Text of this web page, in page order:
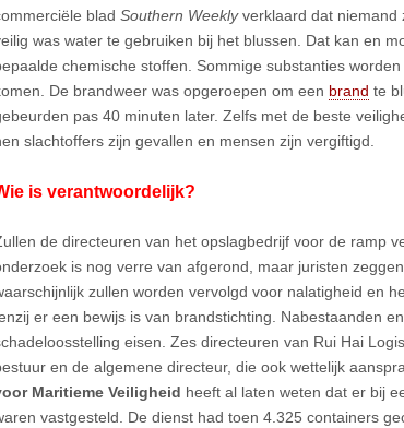
blad Southern Weeklyverklaard dat niemand
was water te gebruiken bij het blussen. Dat kan en
chemische stoffen. Sommige substanties
De brandweer was opgeroepen om een brand te
pas 40 minuten later. Zelfs met de beste
slachtoffers zijn gevallen en mensen zijn vergiftigd.
is verantwoordelijk?
de directeuren van het opslagbedrijf voor de ramp
is nog verre van afgerond, maar juristen
zullen worden vervolgd voor nalatigheid en
er een bewijs is van brandstichting. Nabestaanden
eisen. Zes directeuren van Rui Hai
en de algemene directeur, die ook wettelijk
Maritieme Veiligheid heeft al laten weten dat er bij
vastgesteld. De dienst had toen 4.325 containers